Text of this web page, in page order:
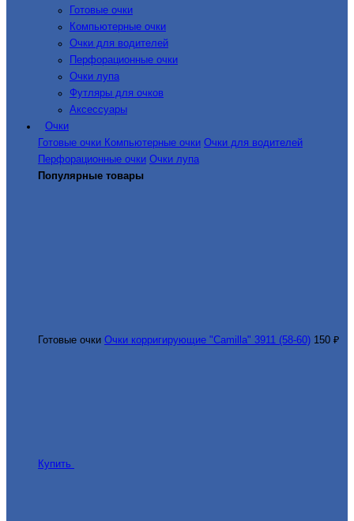
Готовые очки
Компьютерные очки
Очки для водителей
Перфорационные очки
Очки лупа
Футляры для очков
Аксессуары
Очки
Готовые очки Компьютерные очки Очки для водителей
Перфорационные очки Очки лупа
Популярные товары
Готовые очки Очки корригирующие "Camilla" 3911 (58-60) 150 ₽
Купить